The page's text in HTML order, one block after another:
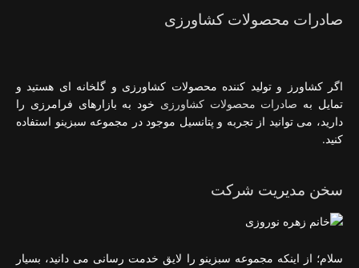
صادرات محصولات کشاورزی
اگر کشاورز و تولید کننده محصولات کشاورزی و گلخانه ای هستید و
تمایل به صادرات محصولات کشاورزی خود به بازارهای فرامرزی را
دارید، می توانید از تجربه و پتانسیل موجود در مجموعه سبزینو استفاده
کنید.
سخن مدیریت شرکت
سلام؛ از اینکه مجموعه سبزینو را لایق خدمت رسانی می دانید، بسیار